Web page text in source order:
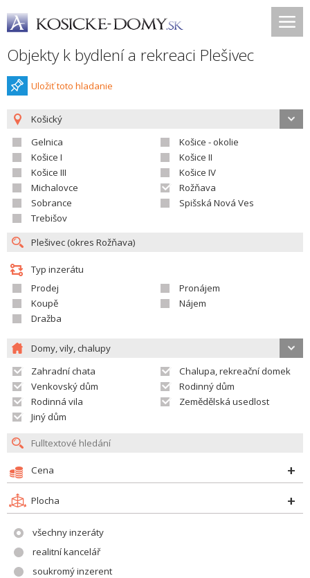
Objekty k bydlení a rekreaci Plešivec
Uložiť toto hladanie
Košický
Gelnica
Košice - okolie
Košice I
Košice II
Košice III
Košice IV
Michalovce
Rožňava
Sobrance
Spišská Nová Ves
Trebišov
Typ inzerátu
Prodej
Pronájem
Koupě
Nájem
Dražba
Domy, vily, chalupy
Zahradní chata
Chalupa, rekreační domek
Venkovský dům
Rodinný dům
Rodinná vila
Zemědělská usedlost
Jiný dům
Cena
Plocha
všechny inzeráty
realitní kancelář
soukromý inzerent